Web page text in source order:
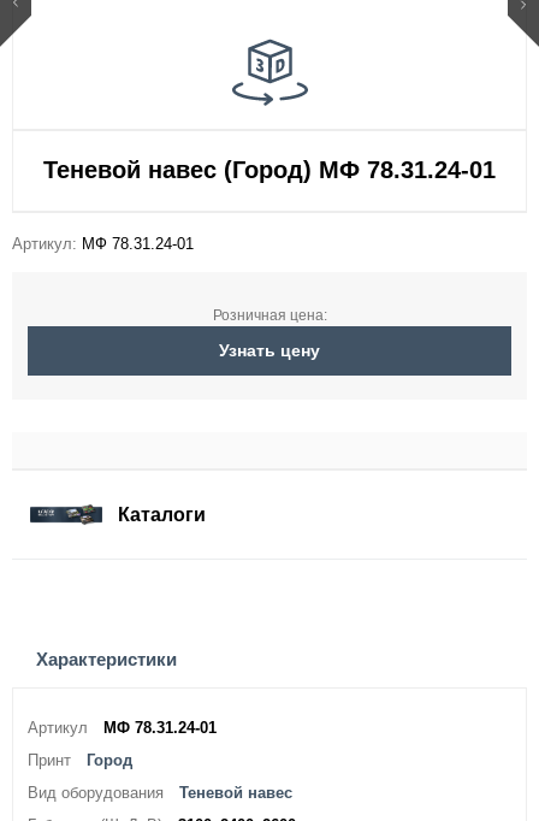
Теневой навес (Город) МФ 78.31.24-01
Артикул: МФ 78.31.24-01
Розничная цена:
Узнать цену
Каталоги
Характеристики
Артикул
МФ 78.31.24-01
Принт
Город
Вид оборудования
Теневой навес